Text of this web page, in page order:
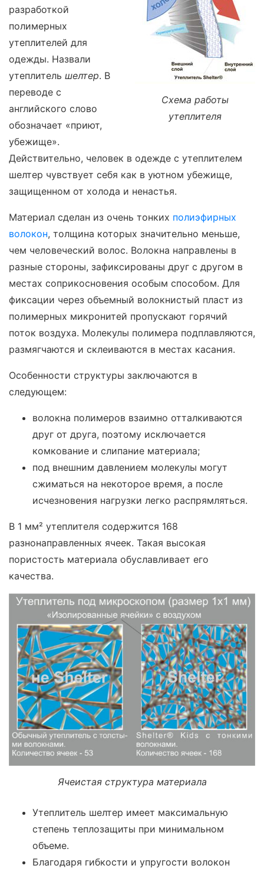
Схема работы
утеплителя
разработкой
полимерных
утеплителей для
одежды. Назвали
утеплитель шелтер. В
переводе с
английского слово
обозначает «приют,
убежище».
Действительно, человек в одежде с утеплителем
шелтер чувствует себя как в уютном убежище,
защищенном от холода и ненастья.
Материал сделан из очень тонких полиэфирных
волокон, толщина которых значительно меньше,
чем человеческий волос. Волокна направлены в
разные стороны, зафиксированы друг с другом в
местах соприкосновения особым способом. Для
фиксации через объемный волокнистый пласт из
полимерных микронитей пропускают горячий
поток воздуха. Молекулы полимера подплавляются,
размягчаются и склеиваются в местах касания.
Особенности структуры заключаются в
следующем:
волокна полимеров взаимно отталкиваются
друг от друга, поэтому исключается
комкование и слипание материала;
под внешним давлением молекулы могут
сжиматься на некоторое время, а после
исчезновения нагрузки легко распрямляться.
В 1 мм² утеплителя содержится 168
разнонаправленных ячеек. Такая высокая
пористость материала обуславливает его
качества.
Ячеистая структура материала
Утеплитель шелтер имеет максимальную
степень теплозащиты при минимальном
объеме.
Благодаря гибкости и упругости волокон